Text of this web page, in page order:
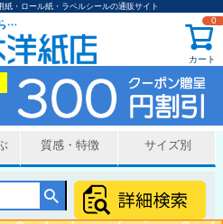
紙・ロール紙・ラベルシールの通販サイト
カート
0
質感・特徴 サイズ別